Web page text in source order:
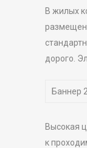
В жилых
дорого.
Баннер
Высокая
к